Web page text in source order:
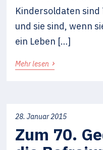
Kindersoldaten
und sie sind, wenn
ein Leben […]
Mehr lesen ›
28. Januar 2015
Zum 70.